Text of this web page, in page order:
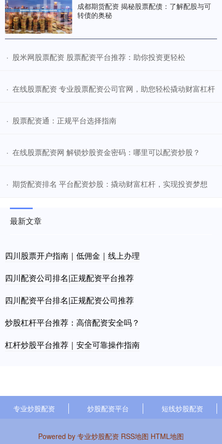
成都期货配资 揭秘股票配债：了解配股与可
转债的奥秘
· ​股米网股票配资 股票配资平台推荐：助你投资更轻松
· ​在线股票配资 专业股票配资公司官网，助您轻松撬动财富杠杆
· ​股票配资通：正规平台选择指南
· ​在线股票配资网 解锁炒股资金密码：哪里可以配资炒股？
· ​期货配资排名 平台配资炒股：撬动财富杠杆，实现投资梦想
最新文章
四川股票开户指南｜低佣金｜线上办理
四川配资公司排名|正规配资平台推荐
四川配资平台排名|正规配资公司推荐
炒股杠杆平台推荐：高倍配资安全吗？
杠杆炒股平台推荐｜安全可靠操作指南
专业炒股配资 炒股配资平台 短线炒股配资
Powered by 专业炒股配资 RSS地图 HTML地图